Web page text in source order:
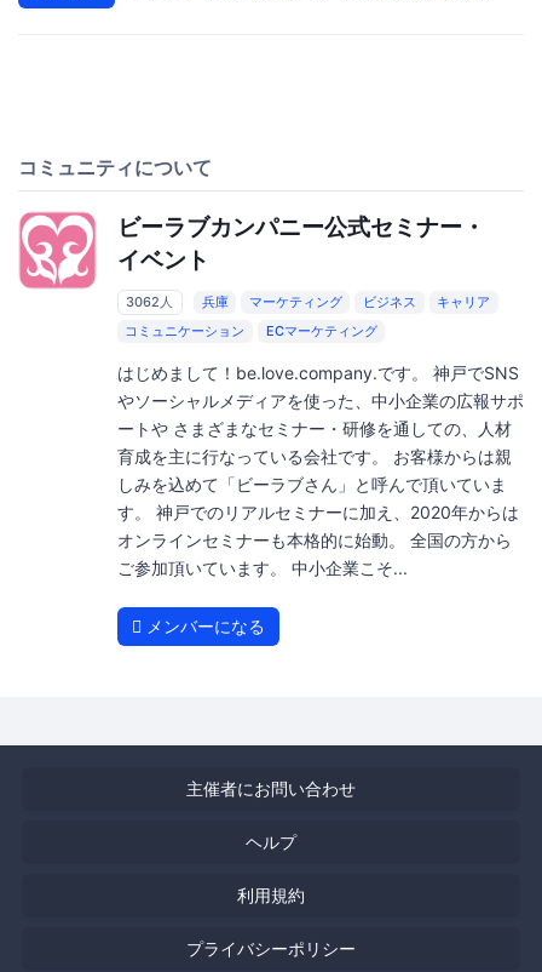
コミュニティについて
ビーラブカンパニー公式セミナー・
イベント
3062人 兵庫 マーケティング ビジネス
キャリア
コミュニケーション
ECマーケティング
はじめまして！be.love.company.です。 神戸でSNS
やソーシャルメディアを使った、中小企業の広報サポ
ートや さまざまなセミナー・研修を通しての、人材
育成を主に行なっている会社です。 お客様からは親
しみを込めて「ビーラブさん」と呼んで頂いていま
す。 神戸でのリアルセミナーに加え、2020年からは
オンラインセミナーも本格的に始動。 全国の方から
ご参加頂いています。 中小企業こそ...
メンバーになる
主催者にお問い合わせ
ヘルプ
利用規約
プライバシーポリシー